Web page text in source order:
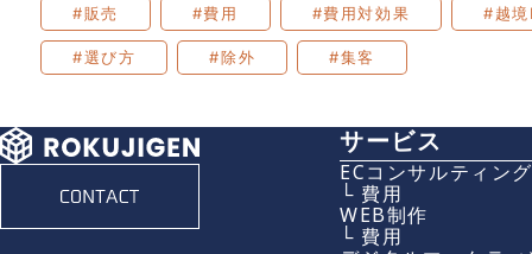
#販売 #費用 #費用対効果 #越
#選び方 #除外 #集客
サービス
ECコンサルティング
└ 費用
WEB制作
└ 費用